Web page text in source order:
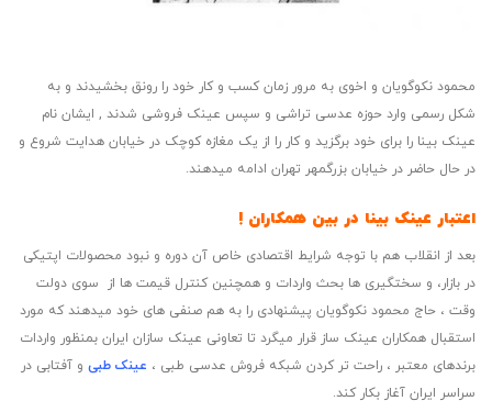
محمود نکوگویان و اخوی به مرور زمان کسب و کار خود را رونق بخشیدند و به
شکل رسمی وارد حوزه عدسی تراشی و سپس عینک فروشی شدند , ایشان نام
عینک بینا را برای خود برگزید و کار را از یک مغازه کوچک در خیابان هدایت شروع و
در حال حاضر در خیابان بزرگمهر تهران ادامه میدهند.
اعتبار عینک بینا در بین همکاران !
بعد از انقلاب هم با توجه شرایط اقتصادی خاص آن دوره و نبود محصولات اپتیکی
در بازار، و سختگیری ها بحث واردات و همچنین کنترل قیمت ها از سوی دولت
وقت ، حاج محمود نکوگویان پیشنهادی را به هم صنفی های خود میدهند که مورد
استقبال همکاران عینک ساز قرار میگرد تا تعاونی عینک سازان ایران بمنظور واردات
برندهای معتبر ، راحت تر کردن شبکه فروش عدسی طبی ، عینک طبی و آفتابی در
سراسر ایران آغاز بکار کند.